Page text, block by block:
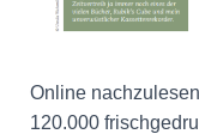
Online nachzulesen
120.000